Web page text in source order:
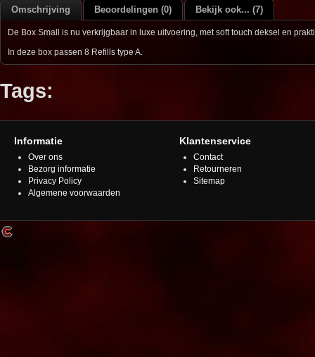
Omschrijving Beoordelingen (0) Bekijk ook... (7)
De Box Small is nu verkrijgbaar in luxe uitvoering, met soft touch deksel en
In deze box passen 8 Refills type A.
Tags:
Informatie
Over ons
Bezorg informatie
Privacy Policy
Algemene voorwaarden
Klantenservice
Contact
Retourneren
Sitemap